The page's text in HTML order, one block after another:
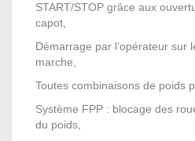
START/STOP grâce aux
capot,
Démarrage par l’opérateur sur
marche,
Toutes combinaisons de poids
Système FPP : blocage des
du poids,